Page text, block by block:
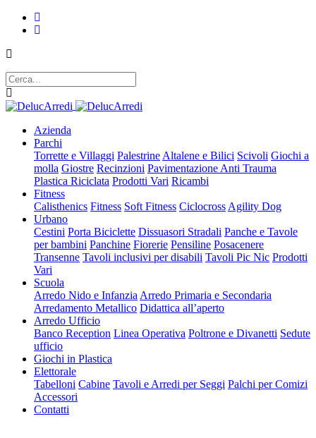
Azienda
Parchi
Torrette e Villaggi Palestrine Altalene e Bilici Scivoli Giochi a
molla Giostre Recinzioni Pavimentazione Anti Trauma
Plastica Riciclata Prodotti Vari Ricambi
Fitness
Calisthenics Fitness Soft Fitness Ciclocross Agility Dog
Urbano
Cestini Porta Biciclette Dissuasori Stradali Panche e Tavole
per bambini Panchine Fiorerie Pensiline Posacenere
Transenne Tavoli inclusivi per disabili Tavoli Pic Nic Prodotti
Vari
Scuola
Arredo Nido e Infanzia Arredo Primaria e Secondaria
Arredamento Metallico Didattica all’aperto
Arredo Ufficio
Banco Reception Linea Operativa Poltrone e Divanetti Sedute
ufficio
Giochi in Plastica
Elettorale
Tabelloni Cabine Tavoli e Arredi per Seggi Palchi per Comizi
Accessori
Contatti